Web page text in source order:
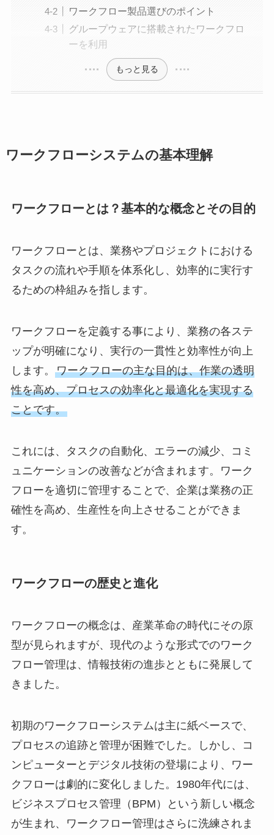
ワークフロー製品選びのポイント
グループウェアに搭載されたワークフロ
ーを利用
もっと見る
ワークフローシステムの基本理解
ワークフローとは？基本的な概念とその目的
ワークフローとは、業務やプロジェクトにおける
タスクの流れや手順を体系化し、効率的に実行す
るための枠組みを指します。
ワークフローを定義する事により、業務の各ステ
ップが明確になり、実行の一貫性と効率性が向上
します。 ワークフローの主な目的は、作業の透明
性を高め、プロセスの効率化と最適化を実現する
ことです。
これには、タスクの自動化、エラーの減少、コミ
ュニケーションの改善などが含まれます。ワーク
フローを適切に管理することで、企業は業務の正
確性を高め、生産性を向上させることができま
す。
ワークフローの歴史と進化
ワークフローの概念は、産業革命の時代にその原
型が見られますが、現代のような形式でのワーク
フロー管理は、情報技術の進歩とともに発展して
きました。
初期のワークフローシステムは主に紙ベースで、
プロセスの追跡と管理が困難でした。しかし、コ
ンピューターとデジタル技術の登場により、ワー
クフローは劇的に変化しました。1980年代には、
ビジネスプロセス管理（BPM）という新しい概念
が生まれ、ワークフロー管理はさらに洗練されま